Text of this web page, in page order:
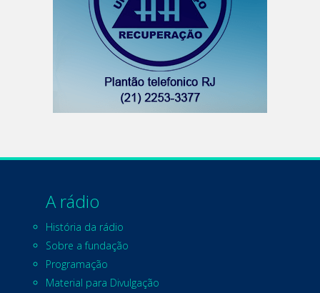
A rádio
História da rádio
Sobre a fundação
Programação
Material para Divulgação